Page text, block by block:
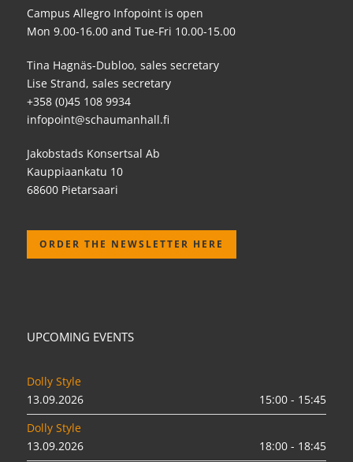
Campus Allegro Infopoint is open
Mon 9.00-16.00 and Tue-Fri 10.00-15.00
Tina Hagnäs-Dubloo, sales secretary
Lise Strand, sales secretary
+358 (0)45 108 9934
infopoint@schaumanhall.fi
Jakobstads Konsertsal Ab
Kauppiaankatu 10
68600 Pietarsaari
ORDER THE NEWSLETTER HERE
UPCOMING EVENTS
Dolly Style
13.09.2026
15:00 - 15:45
Dolly Style
13.09.2026
18:00 - 18:45